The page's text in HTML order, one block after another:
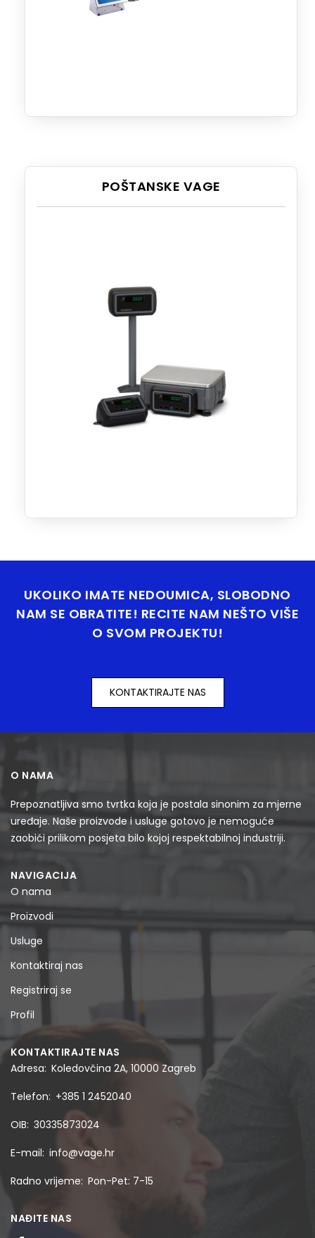
POŠTANSKE VAGE
UKOLIKO IMATE NEDOUMICA, SLOBODNO
NAM SE OBRATITE! RECITE NAM NEŠTO VIŠE
O SVOM PROJEKTU!
KONTAKTIRAJTE NAS
O NAMA
Prepoznatljiva smo tvrtka koja je postala sinonim za mjerne
uređaje. Naše proizvode i usluge gotovo je nemoguće
zaobići prilikom posjeta bilo kojoj respektabilnoj industriji.
NAVIGACIJA
O nama
Proizvodi
Usluge
Kontaktiraj nas
Registriraj se
Profil
KONTAKTIRAJTE NAS
Adresa Koledovčina 2A, 10000 Zagreb
Telefon +385 1 2452040
OIB 30335873024
E-mail info@vage.hr
Radno vrijeme Pon-Pet: 7-15
NAĐITE NAS